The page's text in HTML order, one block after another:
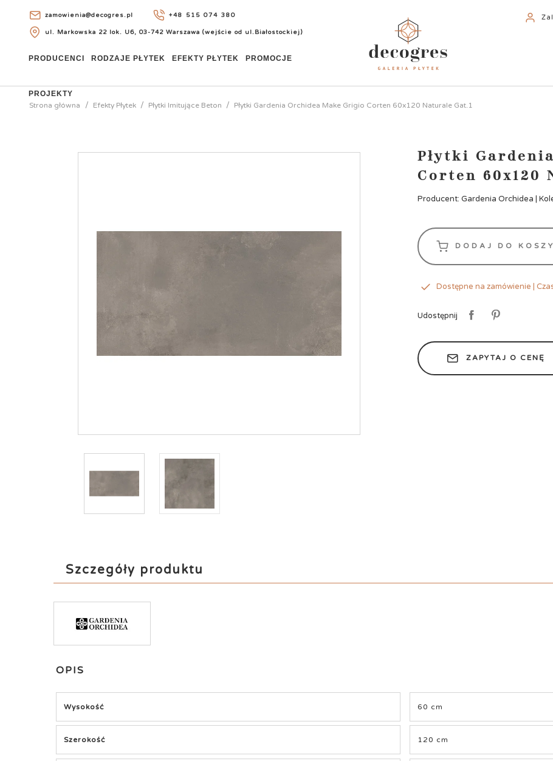
zamowienia@decogres.pl +48 515 074 380
ul. Markowska 22 lok. U6, 03-742 Warszawa (wejście od ul.Białostockiej)
PRODUCENCI RODZAJE PŁYTEK EFEKTY PŁYTEK PROMOCJE
PROJEKTY
Strona główna
Efekty Płytek Płytki Imitujące Beton Płytki Gardenia Orchidea Make Grigio Corten 60x120 Naturale Gat.1
Płytki
Corten 60x120
Producent: Gardenia Orchidea |
DODAJ DO
Dostępne na zamówienie |
Udostępnij
ZAPYTAJ O CENĘ
Szczegóły produktu
OPIS
Wysokość 60 cm
Szerokość 120 cm